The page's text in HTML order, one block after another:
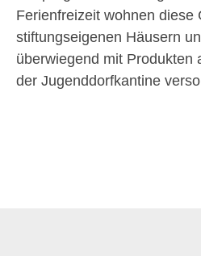
Ferienfreizeit wohnen diese
stiftungseigenen Häusern
überwiegend mit Produkten
der Jugenddorfkantine